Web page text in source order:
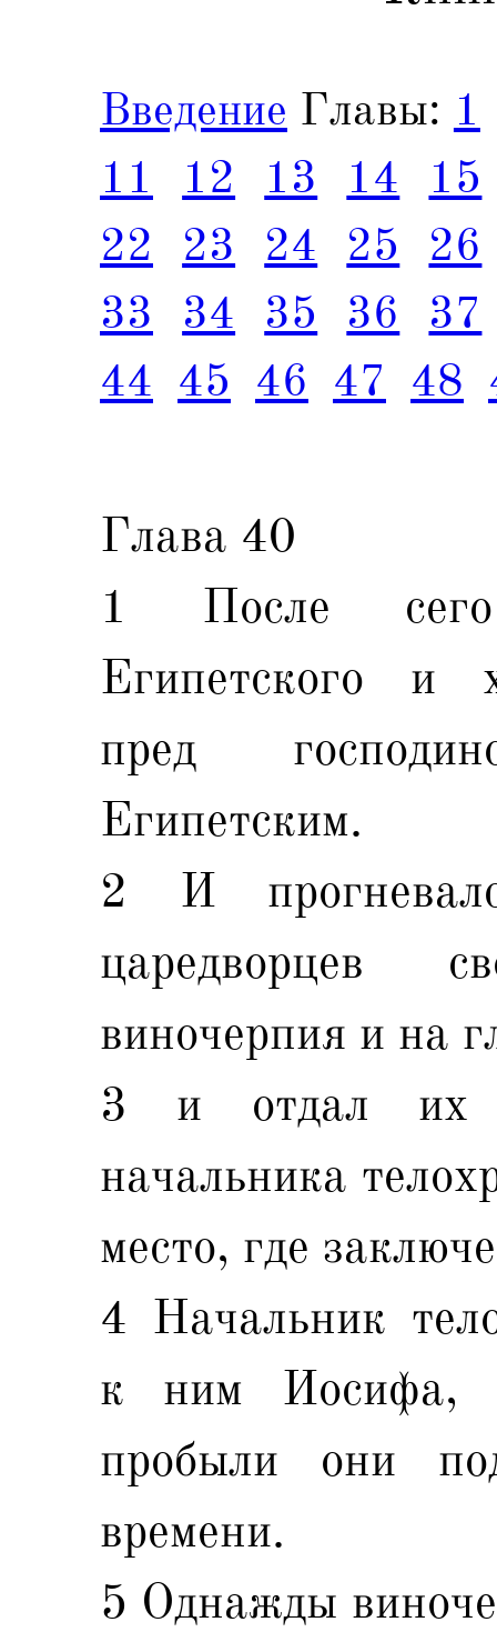
Введение Главы: 1
11
12 13 14
15
22
23 24 25
26
33
34 35 36
37
44 45 46 47 48
Глава 40
1 После
Египетского и
пред
Египетским.
2 И
царедворцев
виночерпия и на
3 и отдал их
начальника
место, где
4 Начальник
к ним
пробыли они
времени.
5 Однажды